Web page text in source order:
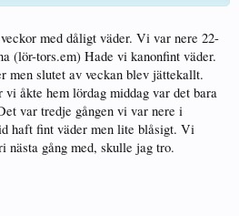
med dåligt väder. Vi var nere 22-
(lör-tors.em) Hade vi kanonfint väder.
men slutet av veckan blev jättekallt.
åkte hem lördag middag var det bara
var tredje gången vi var nere i
haft fint väder men lite blåsigt. Vi
nästa gång med, skulle jag tro.